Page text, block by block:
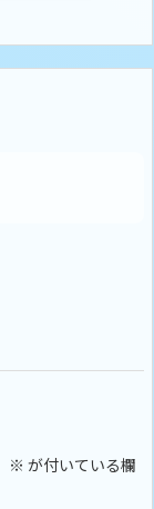
※ が付いている欄